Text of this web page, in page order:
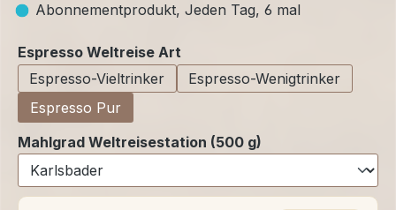
Abonnementprodukt, Jeden Tag, 6 mal
Espresso Weltreise Art
Espresso-Vieltrinker
Espresso-Wenigtrinker
Espresso Pur
Mahlgrad Weltreisestation (500 g)